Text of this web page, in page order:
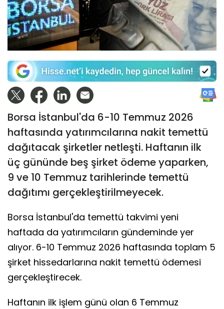
Borsa İstanbul'da 6-10 Temmuz 2026
haftasında yatırımcılarına nakit temettü
dağıtacak şirketler netleşti. Haftanın ilk
üç gününde beş şirket ödeme yaparken,
9 ve 10 Temmuz tarihlerinde temettü
dağıtımı gerçekleştirilmeyecek.
Borsa İstanbul'da temettü takvimi yeni
haftada da yatırımcıların gündeminde yer
alıyor. 6-10 Temmuz 2026 haftasında toplam 5
şirket hissedarlarına nakit temettü ödemesi
gerçekleştirecek.
Haftanın ilk işlem günü olan 6 Temmuz